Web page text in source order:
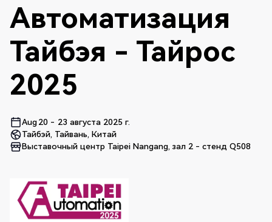
Автоматизация
Тайбэя - Тайрос
2025
Aug 20 - 23 августа 2025 г.
Тайбэй, Тайвань, Китай
Выставочный центр Taipei Nangang, зал 2 - стенд Q508